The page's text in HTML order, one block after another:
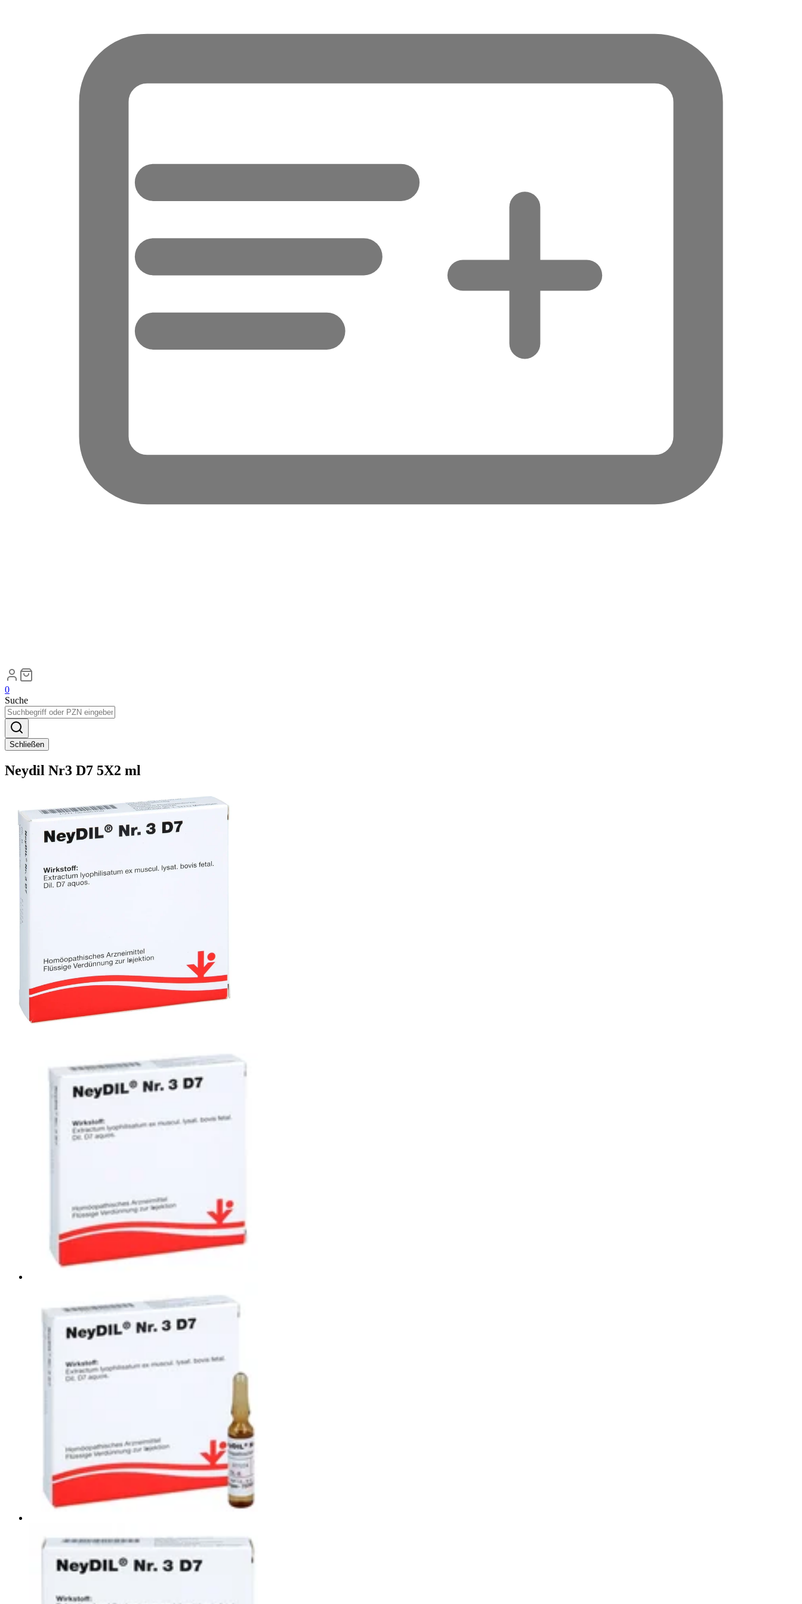
0
Suche
Schließen
Neydil Nr3 D7 5X2 ml